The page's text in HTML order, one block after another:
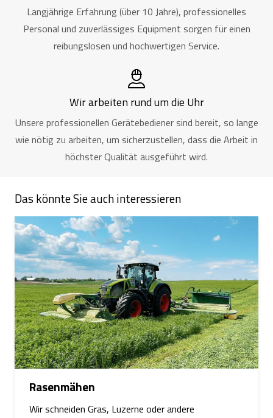
Langjährige Erfahrung (über 10 Jahre), professionelles
Personal und zuverlässiges Equipment sorgen für einen
reibungslosen und hochwertigen Service.
Wir arbeiten rund um die Uhr
Unsere professionellen Gerätebediener sind bereit, so lange
wie nötig zu arbeiten, um sicherzustellen, dass die Arbeit in
höchster Qualität ausgeführt wird.
Das könnte Sie auch interessieren
Rasenmähen
Wir schneiden Gras, Luzerne oder andere